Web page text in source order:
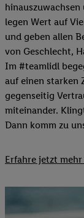
legen Wert auf
und geben allen
von Geschlecht,
Im #teamlidl
auf einen starken
gegenseitig
miteinander.
Dann komm zu
Erfahre jetzt